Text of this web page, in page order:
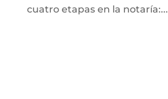
cuatro etapas en la notaría:...